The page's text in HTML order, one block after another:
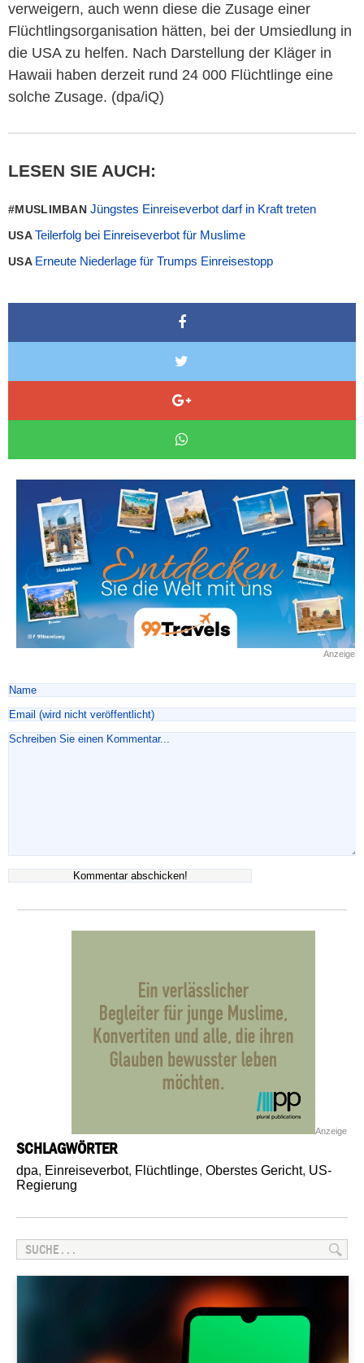
verweigern, auch wenn diese die Zusage einer
Flüchtlingsorganisation hätten, bei der Umsiedlung in
die USA zu helfen. Nach Darstellung der Kläger in
Hawaii haben derzeit rund 24 000 Flüchtlinge eine
solche Zusage. (dpa/iQ)
LESEN SIE AUCH:
#MUSLIMBANJüngstes Einreiseverbot darf in Kraft treten
USATeilerfolg bei Einreiseverbot für Muslime
USA Erneute Niederlage für Trumps Einreisestopp
Anzeige
Anzeige
SCHLAGWÖRTER
dpa, Einreiseverbot, Flüchtlinge, Oberstes Gericht, US-
Regierung